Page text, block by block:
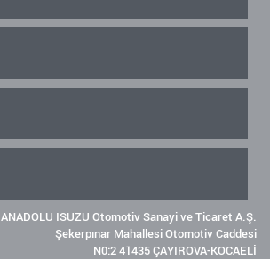
ANADOLU ISUZU Otomotiv Sanayi ve Ticaret A.Ş.
Şekerpınar Mahallesi Otomotiv Caddesi
N0:2 41435 ÇAYIROVA-KOCAELİ